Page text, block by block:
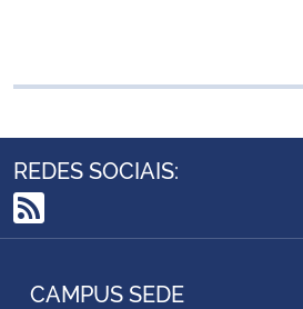
REDES SOCIAIS:
RSS
CAMPUS SEDE